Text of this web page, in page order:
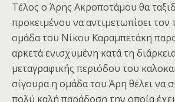
Τέλος ο Άρης Ακροποτάμου θα
προκειμένου να αντιμετωπίσει
ομάδα του Νίκου Καραμπετάκη
αρκετά ενισχυμένη κατά τη
μεταγραφικής περιόδου του
σίγουρα η ομάδα του Άρη θέλει να
πολύ καλή παράδοση την οποία